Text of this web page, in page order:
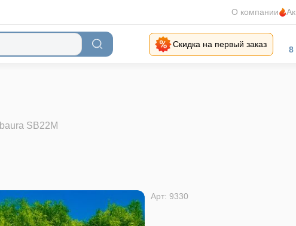
О компании
Скидка на первый заказ
8
SB22M
Арт: 9330